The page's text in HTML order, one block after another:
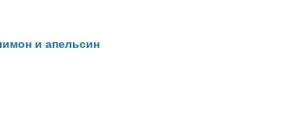
и апельсин